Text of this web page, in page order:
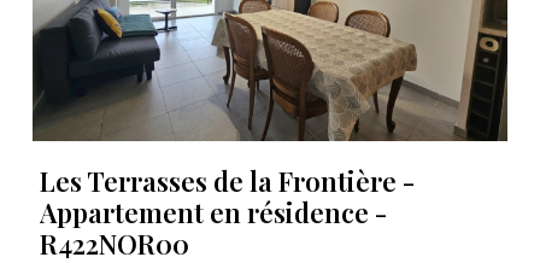
Les Terrasses de la Frontière -
Appartement en résidence -
R422NOR00